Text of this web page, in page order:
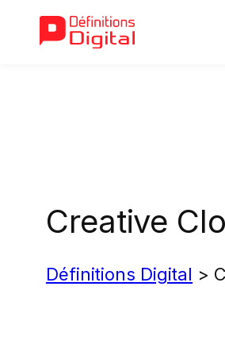
Creative
Définitions Digital >